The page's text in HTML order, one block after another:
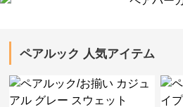
ペアルック 人気アイテム